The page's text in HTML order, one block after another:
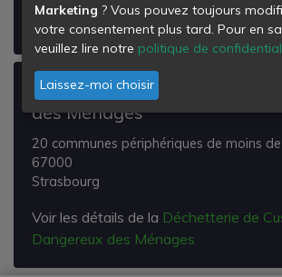
Voir les détails de laDéchetterie de
Déchetterie de Cus-déchets
des Ménages
20 communes périphériques de moins
67000
Strasbourg
Voir les détails de la Déchetterie de
Dangereux des Ménages
Marketing ? Vous pouvez toujours
votre consentement plus tard. Pour en
veuillez lire notre politique de
Laissez-moi choisir